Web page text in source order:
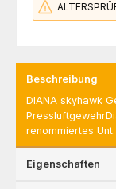
Beschreibung
DIANA skyhawk
renommiertes
Eigenschaften